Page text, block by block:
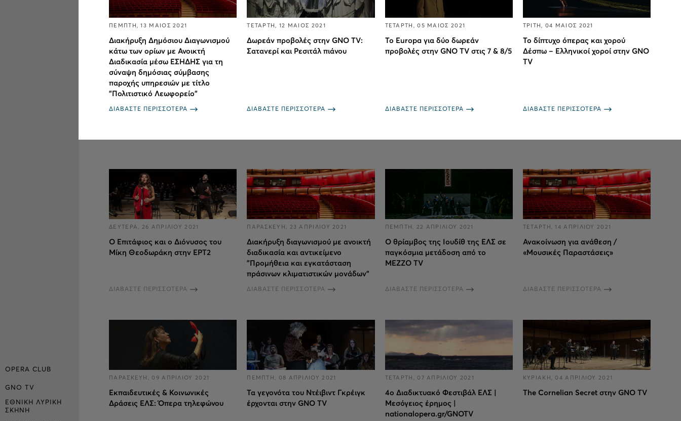
OPERA CLUB
GNO TV
ΕΘΝΙΚΗ ΛΥΡΙΚΗ
ΣΚΗΝΗ
ΠΕΜΠΤΗ, 13 ΜΑΙΟΣ 2021
Διακήρυξη Δημόσιου Διαγωνισμού
κάτω των ορίων με Ανοικτή
Διαδικασία μέσω ΕΣΗΔΗΣ για τη
σύναψη δημόσιας σύμβασης
παροχής υπηρεσιών με τίτλο
"Πολιτιστικό Λεωφορείο"
ΔΙΑΒΑΣΤΕ ΠΕΡΙΣΣΟΤΕΡΑ
ΤΕΤΑΡΤΗ, 12 ΜΑΙΟΣ 2021
Δωρεάν προβολές στην GNO TV:
Σατανερί και Ρεσιτάλ πιάνου
ΔΙΑΒΑΣΤΕ ΠΕΡΙΣΣΟΤΕΡΑ
ΤΕΤΑΡΤΗ, 05 ΜΑΙΟΣ 2021
Το Europa για δύο δωρεάν
προβολές στην GNO TV στις 7 & 8/5
ΔΙΑΒΑΣΤΕ ΠΕΡΙΣΣΟΤΕΡΑ
ΤΡΙΤΗ, 04 ΜΑΙΟΣ 2021
Το δίπτυχο όπερας και χορού
Δέσπω – Ελληνικοί χοροί στην GNO
TV
ΔΙΑΒΑΣΤΕ ΠΕΡΙΣΣΟΤΕΡΑ
ΔΕΥΤΕΡΑ, 26 ΑΠΡΙΛΙΟΥ 2021
Ο Επιτάφιος και ο Διόνυσος του
Μίκη Θεοδωράκη στην ΕΡΤ2
ΔΙΑΒΑΣΤΕ ΠΕΡΙΣΣΟΤΕΡΑ
ΠΑΡΑΣΚΕΥΗ, 23 ΑΠΡΙΛΙΟΥ 2021
Διακήρυξη διαγωνισμού με ανοικτή
διαδικασία και αντικείμενο
"Προμήθεια και εγκατάσταση
πράσινων κλιματιστικών μονάδων"
ΔΙΑΒΑΣΤΕ ΠΕΡΙΣΣΟΤΕΡΑ
ΠΕΜΠΤΗ, 22 ΑΠΡΙΛΙΟΥ 2021
Ο θρίαμβος της Ιουδίθ της ΕΛΣ σε
παγκόσμια μετάδοση από το
MEZZO TV
ΔΙΑΒΑΣΤΕ ΠΕΡΙΣΣΟΤΕΡΑ
ΤΕΤΑΡΤΗ, 14 ΑΠΡΙΛΙΟΥ 2021
Ανακοίνωση για ανάθεση /
«Μουσικές Παραστάσεις»
ΔΙΑΒΑΣΤΕ ΠΕΡΙΣΣΟΤΕΡΑ
ΠΑΡΑΣΚΕΥΗ, 09 ΑΠΡΙΛΙΟΥ 2021
Εκπαιδευτικές & Κοινωνικές
Δράσεις ΕΛΣ: Όπερα τηλεφώνου
ΠΕΜΠΤΗ, 08 ΑΠΡΙΛΙΟΥ 2021
Τα γεγονότα του Ντέιβιντ Γκρέιγκ
έρχονται στην GNO TV
ΤΕΤΑΡΤΗ, 07 ΑΠΡΙΛΙΟΥ 2021
4ο Διαδικτυακό Φεστιβάλ ΕΛΣ |
Μεσόγειος έρημος |
nationalopera.gr/GNOTV
ΚΥΡΙΑΚΗ, 04 ΑΠΡΙΛΙΟΥ 2021
The Cornelian Secret στην GNO TV